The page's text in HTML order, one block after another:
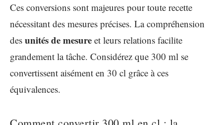
Ces conversions sont majeures pour toute recette
nécessitant des mesures précises. La compréhension
des unités de mesure et leurs relations facilite
grandement la tâche. Considérez que 300 ml se
convertissent aisément en 30 cl grâce à ces
équivalences.